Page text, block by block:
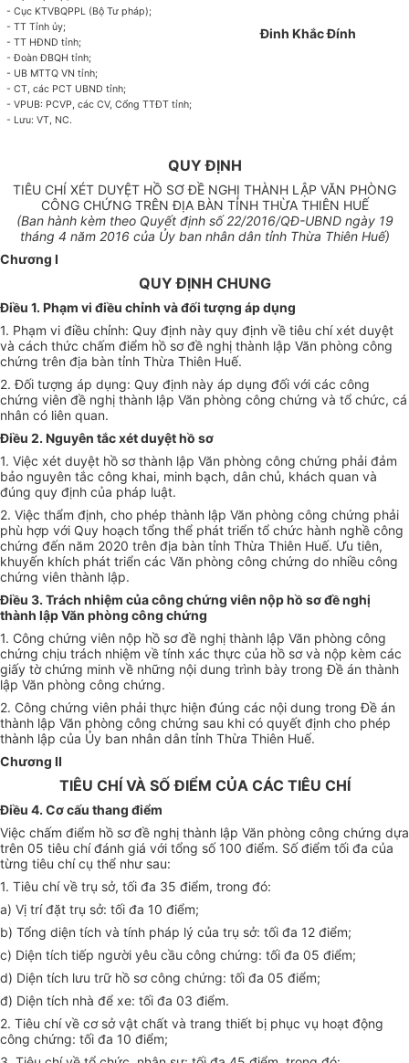
- Cục KTVBQPPL (Bộ Tư pháp);
- TT Tỉnh ủy;
- TT HĐND tỉnh;
- Đoàn ĐBQH tỉnh;
- UB MTTQVN tỉnh;
- CT, các PCT UBND tỉnh;
- VPUB: PCVP, cácCV,Cổng TTĐT tỉnh;
- Lưu: VT, NC.
Đinh Khắc Đính
QUY ĐỊNH
TIÊU CHÍ XÉT DUYỆT HỒ SƠ ĐỀ NGHỊ THÀNH LẬP VĂN PHÒNG
CÔNG CHỨNG TRÊN ĐỊA BÀN TỈNH THỪA THIÊN HUẾ
(Ban hành kèm theo Quyết định số 22/2016/QĐ-UBND ngày 19
tháng 4 năm 2016 của Ủy ban nhân dân tỉnh Thừa Thiên Huế)
Chương I
QUY ĐỊNH CHUNG
Điều 1. Phạm vi điều chỉnh và đối tượng áp dụng
1. Phạm vi điều chỉnh: Quy định này quy định về tiêu chí xét duyệt
và cách thức chấm điểm hồ sơ đề nghị thành lập Văn phòng công
chứng trên địa bàn tỉnh Thừa Thiên Huế.
2. Đối tượng áp dụng: Quy định này áp dụng đối với các công
chứng viên đề nghị thành lập Văn phòng công chứng và tổ chức, cá
nhân có liên quan.
Điều 2. Nguyên tắc xét duyệt hồ sơ
1. Việc xét duyệt hồ sơ thành lập Văn phòng công chứng phải đảm
bảo nguyên tắc công khai, minh bạch, dân chủ, khách quan và
đúng quy định của pháp luật.
2. Việc thẩm định, cho phép thành lập Văn phòng công chứng phải
phù hợp với Quy hoạch tổng thể phát triển tổ chức hành nghề công
chứng đến năm 2020 trên địa bàn tỉnh Thừa Thiên Huế. Ưu tiên,
khuyến khích phát triển các Văn phòng công chứng do nhiều công
chứng viên thành lập.
Điều 3. Trách nhiệm của công chứng viên nộp hồ sơ đề nghị
thành lập Văn phòng công chứng
1. Công chứng viên nộp hồ sơ đề nghị thành lập Văn phòng công
chứng chịu trách nhiệm về tính xác thực của hồ sơ và nộp kèm các
giấy tờ chứng minh về những nội dung trình bày trong Đề án thành
lập Văn phòng công chứng.
2. Công chứng viên phải thực hiện đúng các nội dung trong Đề án
thành lập Văn phòng công chứng sau khi có quyết định cho phép
thành lập của Ủy ban nhân dân tỉnh Thừa Thiên Huế.
Chương II
TIÊU CHÍ VÀ SỐ ĐIỂM CỦA CÁC TIÊU CHÍ
Điều 4. Cơ cấu thang điểm
Việc chấm điểm hồ sơ đề nghị thành lập Văn phòng công chứng dựa
trên 05 tiêu chí đánh giá với tổng số 100 điểm. Số điểm tối đa của
từng tiêu chí cụ thể như sau:
1. Tiêu chívề trụ sở, tối đa 35 điểm, trong đó:
a) Vị trí đặt trụ sở: tối đa 10 điểm;
b) Tổng diện tích và tính pháp lý của trụ sở: tối đa 12 điểm;
c) Diện tích tiếp người yêu cầu công chứng: tối đa 05 điểm;
d) Diện tích lưu trữ hồ sơ công chứng: tối đa 05 điểm;
đ) Diện tích nhà để xe: tối đa 03 điểm.
2. Tiêu chí về cơ sở vật chất và trang thiết bị phục vụ hoạt động
công chứng: tối đa 10 điểm;